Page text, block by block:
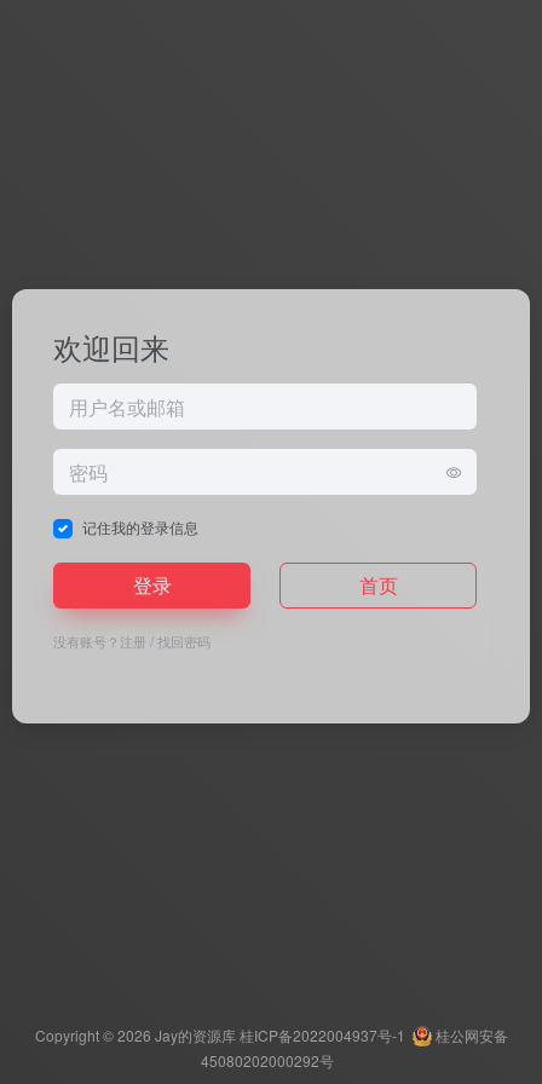
欢迎回来
记住我的登录信息
登录 首页
没有账号？ 注册 /找回密码
Copyright © 2026 Jay的资源库 桂ICP备2022004937号-1
桂公网安备
45080202000292号